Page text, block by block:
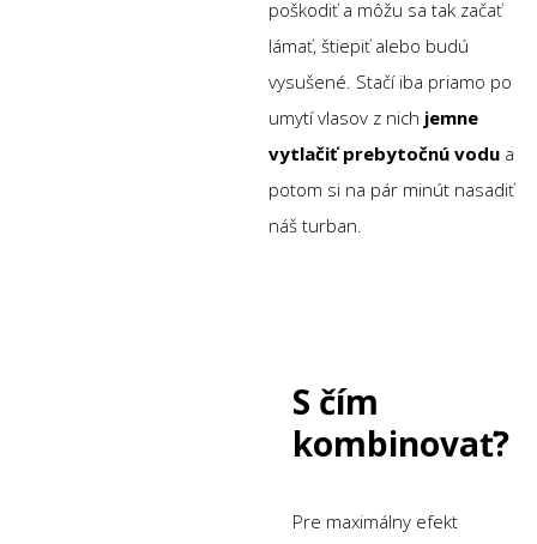
poškodiť a môžu sa tak začať
lámať, štiepiť alebo budú
vysušené. Stačí iba priamo po
umytí vlasov z nich jemne
vytlačiť prebytočnú vodu a
potom si na pár minút nasadiť
náš turban.
S čím
kombinovať?
Pre maximálny efekt